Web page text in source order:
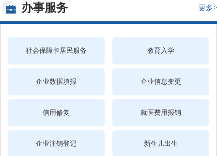
更多>
办事服务
社会保障卡居民服务 教育入学
企业数据填报 企业信息变更
信用修复 就医费用报销
企业注销登记 新生儿出生